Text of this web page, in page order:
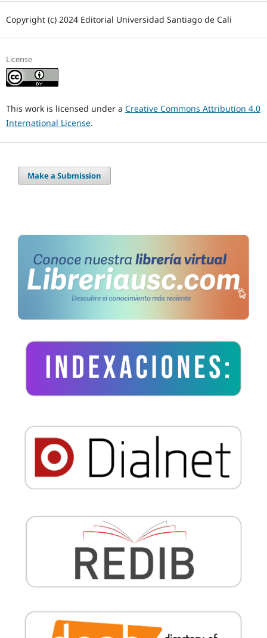
Copyright (c) 2024 Editorial Universidad Santiago de Cali
License
This work is licensed under a Creative Commons Attribution 4.0
International License.
Make a Submission